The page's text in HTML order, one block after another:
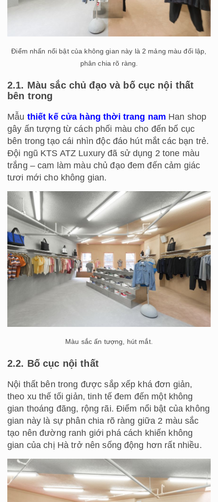
Điểm nhấn nổi bật của không gian này là 2 mảng màu đối lập,
phân chia rõ ràng.
2.1. Màu sắc chủ đạo và bố cục nội thất
bên trong
Mẫu thiết kế cửa hàng thời trang nam Han shop
gây ấn tượng từ cách phối màu cho đến bố cục
bên trong tạo cái nhìn độc đáo hút mắt các bạn trẻ.
Đội ngũ KTS ATZ Luxury đã sử dụng 2 tone màu
trắng – cam làm màu chủ đạo đem đến cảm giác
tươi mới cho không gian.
Màu sắc ấn tượng, hút mắt.
2.2. Bố cục nội thất
Nội thất bên trong được sắp xếp khá đơn giản,
theo xu thế tối giản, tinh tế đem đến một không
gian thoáng đãng, rộng rãi. Điểm nổi bật của không
gian này là sự phân chia rõ ràng giữa 2 màu sắc
tạo nên đường ranh giới phá cách khiến không
gian của chị Hà trở nên sống động hơn rất nhiều.